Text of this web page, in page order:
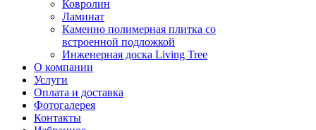
Ковролин
Ламинат
Каменно полимерная плитка со
встроенной подложкой
Инженерная доска Living Tree
О компании
Услуги
Оплата и доставка
Фотогалерея
Контакты